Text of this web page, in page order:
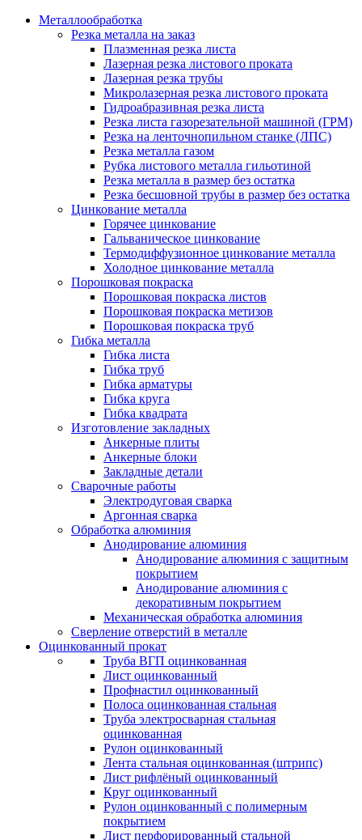
Металлообработка
Резка металла на заказ
Плазменная резка листа
Лазерная резка листового проката
Лазерная резка трубы
Микролазерная резка листового проката
Гидроабразивная резка листа
Резка листа газорезательной машиной (ГРМ)
Резка на ленточнопильном станке (ЛПС)
Резка металла газом
Рубка листового металла гильотиной
Резка металла в размер без остатка
Резка бесшовной трубы в размер без остатка
Цинкование металла
Горячее цинкование
Гальваническое цинкование
Термодиффузионное цинкование металла
Холодное цинкование металла
Порошковая покраска
Порошковая покраска листов
Порошковая покраска метизов
Порошковая покраска труб
Гибка металла
Гибка листа
Гибка труб
Гибка арматуры
Гибка круга
Гибка квадрата
Изготовление закладных
Анкерные плиты
Анкерные блоки
Закладные детали
Сварочные работы
Электродуговая сварка
Аргонная сварка
Обработка алюминия
Анодирование алюминия
Анодирование алюминия с защитным
покрытием
Анодирование алюминия с
декоративным покрытием
Механическая обработка алюминия
Сверление отверстий в металле
Оцинкованный прокат
Труба ВГП оцинкованная
Лист оцинкованный
Профнастил оцинкованный
Полоса оцинкованная стальная
Труба электросварная стальная
оцинкованная
Рулон оцинкованный
Лента стальная оцинкованная (штрипс)
Лист рифлёный оцинкованный
Круг оцинкованный
Рулон оцинкованный с полимерным
покрытием
Лист перфорированный стальной